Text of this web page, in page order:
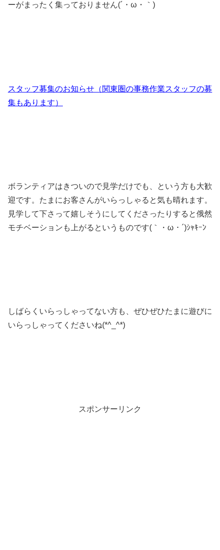
ーがまったく集っておりません(´・ω・｀)
スタッフ募集のお知らせ（関東圏の事務作業スタッフの募
集もあります）
ボランティアはきついので見学だけでも、という方も大歓
迎です。たまにお客さんがいらっしゃると気も晴れます。
見学して下さって嬉しそうにしてくださったりすると俄然
モチベーションも上がるというものです(｀・ω・´)ｼｬｷｰﾝ
しばらくいらっしゃってない方も、ぜひぜひたまに遊びに
いらっしゃってくださいね(*^_^*)
スポンサーリンク